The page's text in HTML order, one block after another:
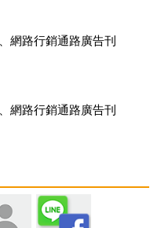
網路行銷通路廣告刊
全面優惠中....
網路行銷通路廣告刊